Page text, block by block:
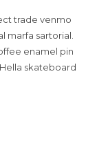
trade venmo
marfa sartorial.
enamel pin
skateboard